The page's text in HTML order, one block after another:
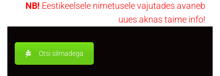
NB! Eestikeelsele nimetusele vajutades avaneb
uues aknas taime info!
Otsi silmadega